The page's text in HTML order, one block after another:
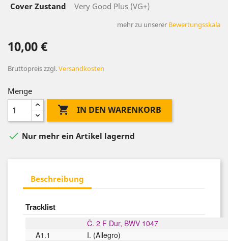
Cover Zustand
Very Good Plus (VG+)
mehr zu unserer Bewertungsskala
10,00 €
Bruttopreiszzgl.Versandkosten
Menge
 IN DEN WARENKORB
 Nur mehr ein Artikel lagernd
Beschreibung
Tracklist
Č. 2 F Dur, BWV 1047
A1.1
I. (Allegro)